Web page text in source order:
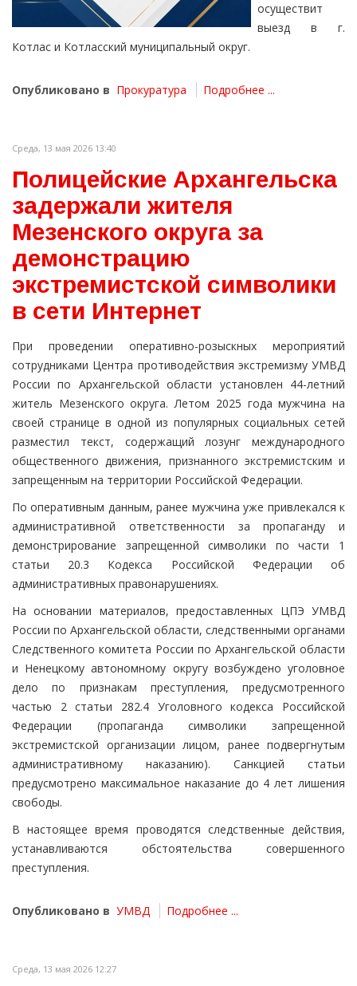
осуществит
выезд в г.
Котлас и Котласский муниципальный округ.
Опубликовано в Прокуратура Подробнее ...
Среда, 13 мая 2026 13:40
Полицейские Архангельска
задержали жителя
Мезенского округа за
демонстрацию
экстремистской символики
в сети Интернет
При проведении оперативно-розыскных мероприятий
сотрудниками Центра противодействия экстремизму УМВД
России по Архангельской области установлен 44-летний
житель Мезенского округа. Летом 2025 года мужчина на
своей странице в одной из популярных социальных сетей
разместил текст, содержащий лозунг международного
общественного движения, признанного экстремистским и
запрещенным на территории Российской Федерации.
По оперативным данным, ранее мужчина уже привлекался к
административной ответственности за пропаганду и
демонстрирование запрещенной символики по части 1
статьи 20.3 Кодекса Российской Федерации об
административных правонарушениях.
На основании материалов, предоставленных ЦПЭ УМВД
России по Архангельской области, следственными органами
Следственного комитета России по Архангельской области
и Ненецкому автономному округу возбуждено уголовное
дело по признакам преступления, предусмотренного
частью 2 статьи 282.4 Уголовного кодекса Российской
Федерации (пропаганда символики запрещенной
экстремистской организации лицом, ранее подвергнутым
административному наказанию). Санкцией статьи
предусмотрено максимальное наказание до 4 лет лишения
свободы.
В настоящее время проводятся следственные действия,
устанавливаются обстоятельства совершенного
преступления.
Опубликовано в УМВД Подробнее ...
Среда, 13 мая 2026 12:27